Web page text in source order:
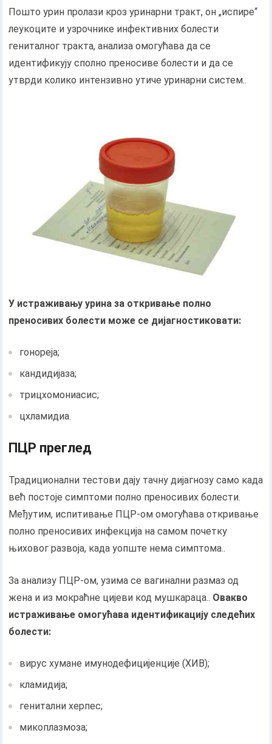
Пошто урин пролази кроз уринарни тракт, он „испире“
леукоците и узрочнике инфективних болести
гениталног тракта, анализа омогућава да се
идентификују сполно преносиве болести и да се
утврди колико интензивно утиче уринарни систем..
У истраживању урина за откривање полно
преносивих болести може се дијагностиковати:
гонореја;
кандидијаза;
трицхомониасис;
цхламидиа.
ПЦР преглед
Традиционални тестови дају тачну дијагнозу само када
већ постоје симптоми полно преносивих болести.
Међутим, испитивање ПЦР-ом омогућава откривање
полно преносивих инфекција на самом почетку
њиховог развоја, када уопште нема симптома..
За анализу ПЦР-ом, узима се вагинални размаз од
жена и из мокраћне цијеви код мушкараца.. Овакво
истраживање омогућава идентификацију следећих
болести:
вирус хумане имунодефицијенције (ХИВ);
кламидија;
генитални херпес;
микоплазмоза;